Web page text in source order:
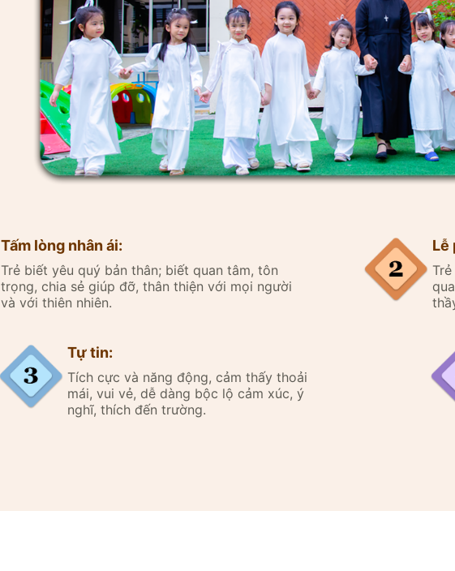
Tấm lòng nhân ái:
Trẻ biết yêu quý bản thân; biết quan tâm, tôn
trọng, chia sẻ giúp đỡ, thân thiện với mọi người
và với thiên nhiên.
Lễ
Tự tin:
Tích cực và năng động, cảm thấy thoải
mái, vui vẻ, dễ dàng bộc lộ cảm xúc, ý
nghĩ, thích đến trường.